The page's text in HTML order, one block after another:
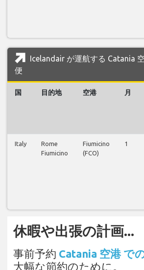
Icelandair が運航する Catania
便
国 目的地 空港 月
Italy
Rome
Fiumicino
Fiumicino
(FCO)
1
休暇や出張の計画...
事前予約 Catania 空港 で
大幅な節約のために。